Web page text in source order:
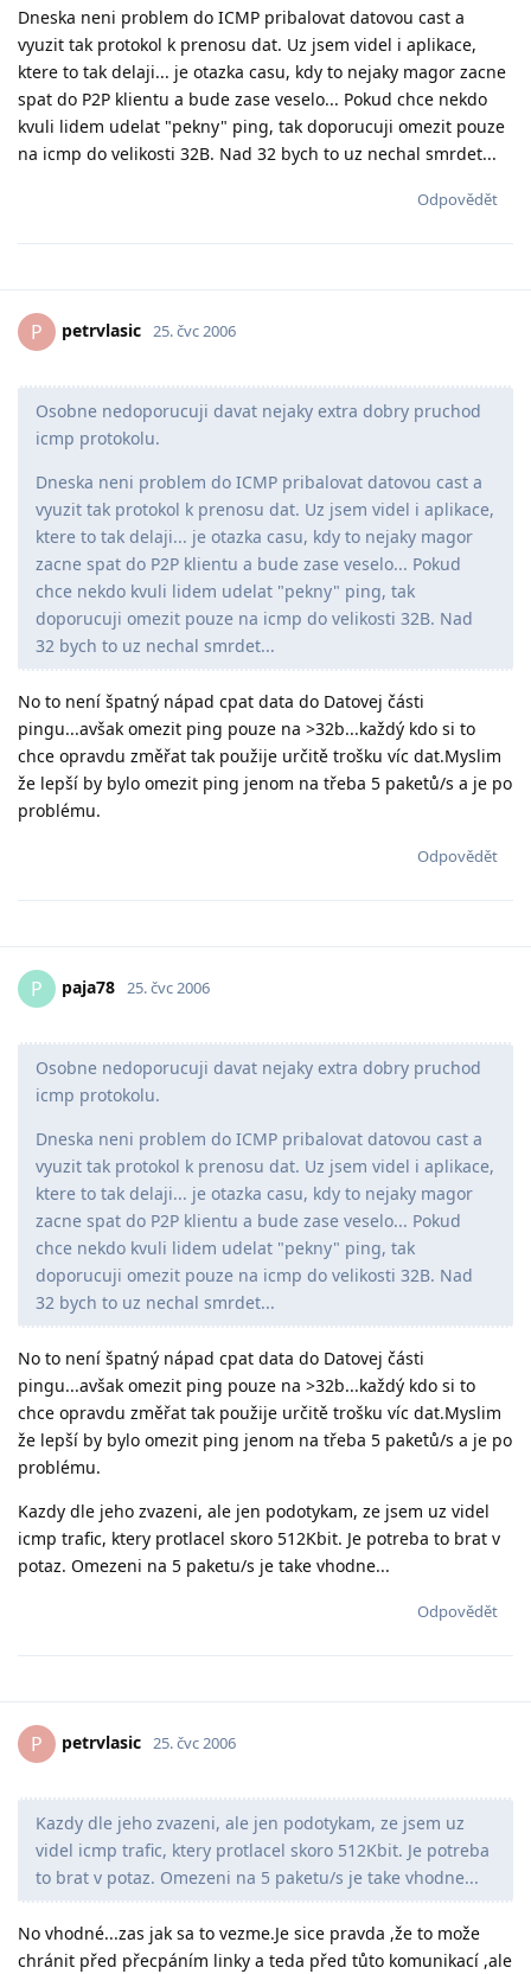
Dneska neni problem do ICMP pribalovat datovou cast a
vyuzit tak protokol k prenosu dat. Uz jsem videl i aplikace,
ktere to tak delaji... je otazka casu, kdy to nejaky magor zacne
spat do P2P klientu a bude zase veselo... Pokud chce nekdo
kvuli lidem udelat "pekny" ping, tak doporucuji omezit pouze
na icmp do velikosti 32B. Nad 32 bych to uz nechal smrdet...
Odpovědět
P petrvlasic 25. čvc 2006
Osobne nedoporucuji davat nejaky extra dobry pruchod
icmp protokolu.
Dneska neni problem do ICMP pribalovat datovou cast a
vyuzit tak protokol k prenosu dat. Uz jsem videl i aplikace,
ktere to tak delaji... je otazka casu, kdy to nejaky magor
zacne spat do P2P klientu a bude zase veselo... Pokud
chce nekdo kvuli lidem udelat "pekny" ping, tak
doporucuji omezit pouze na icmp do velikosti 32B. Nad
32 bych to uz nechal smrdet...
No to není špatný nápad cpat data do Datovej části
pingu...avšak omezit ping pouze na >32b...každý kdo si to
chce opravdu změřat tak použije určitě trošku víc dat.Myslim
že lepší by bylo omezit ping jenom na třeba 5 paketů/s a je po
problému.
Odpovědět
P paja78 25. čvc 2006
Osobne nedoporucuji davat nejaky extra dobry pruchod
icmp protokolu.
Dneska neni problem do ICMP pribalovat datovou cast a
vyuzit tak protokol k prenosu dat. Uz jsem videl i aplikace,
ktere to tak delaji... je otazka casu, kdy to nejaky magor
zacne spat do P2P klientu a bude zase veselo... Pokud
chce nekdo kvuli lidem udelat "pekny" ping, tak
doporucuji omezit pouze na icmp do velikosti 32B. Nad
32 bych to uz nechal smrdet...
No to není špatný nápad cpat data do Datovej části
pingu...avšak omezit ping pouze na >32b...každý kdo si to
chce opravdu změřat tak použije určitě trošku víc dat.Myslim
že lepší by bylo omezit ping jenom na třeba 5 paketů/s a je po
problému.
Kazdy dle jeho zvazeni, ale jen podotykam, ze jsem uz videl
icmp trafic, ktery protlacel skoro 512Kbit. Je potreba to brat v
potaz. Omezeni na 5 paketu/s je take vhodne...
Odpovědět
P petrvlasic 25. čvc 2006
Kazdy dle jeho zvazeni, ale jen podotykam, ze jsem uz
videl icmp trafic, ktery protlacel skoro 512Kbit. Je potreba
to brat v potaz. Omezeni na 5 paketu/s je take vhodne...
No vhodné...zas jak sa to vezme.Je sice pravda ,že to može
chránit před přecpáním linky a teda před tůto komunikací ,ale